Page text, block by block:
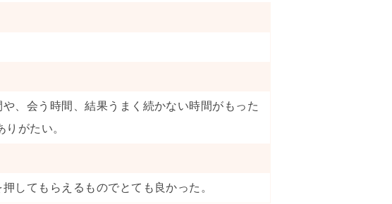
、会う時間、結果うまく続かない時間がもった
がたい。
してもらえるものでとても良かった。